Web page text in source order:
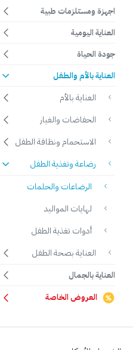
اجهزة ومستلزمات طبية
العناية اليومية
جودة الحياة
العناية بالأم والطفل
العناية بالأم
الحفاضات والغيار
الاستحمام ونظافة الطفل
رضاعة وتغذية الطفل
الرضاعات والحلمات
لهايات المواليد
أدوات تغذية الطفل
العناية بصحة الطفل
العناية بالجمال
العروض الخاصة